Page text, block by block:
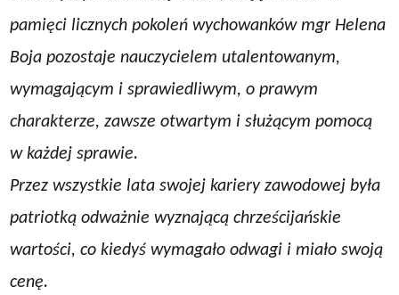
pamięci licznych pokoleń wychowanków mgr Helena
Boja pozostaje nauczycielem utalentowanym,
wymagającym i sprawiedliwym, o prawym
charakterze, zawsze otwartym i służącym pomocą
w każdej sprawie.
Przez wszystkie lata swojej kariery zawodowej była
patriotką odważnie wyznającą chrześcijańskie
wartości, co kiedyś wymagało odwagi i miało swoją
cenę.